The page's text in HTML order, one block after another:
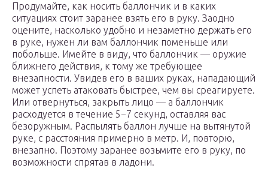
Продумайте, как носить баллончик и в каких
ситуациях стоит заранее взять его в руку. Заодно
оцените, насколько удобно и незаметно держать его
в руке, нужен ли вам баллончик поменьше или
побольше. Имейте в виду, что баллончик — оружие
ближнего действия, к тому же требующее
внезапности. Увидев его в ваших руках, нападающий
может успеть атаковать быстрее, чем вы среагируете.
Или отвернуться, закрыть лицо — а баллончик
расходуется в течение 5−7 секунд, оставляя вас
безоружным. Распылять баллон лучше на вытянутой
руке, с расстояния примерно в метр. И, повторю,
внезапно. Поэтому заранее возьмите его в руку, по
возможности спрятав в ладони.